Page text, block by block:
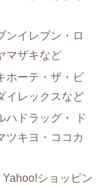
ンイレブン・ロ
マザキなど
ホーテ・ザ・ビ
イレックスなど
ハドラッグ・ ド
ツキヨ・ココカ
ショッピン